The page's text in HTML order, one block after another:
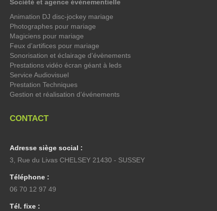
Société et agence évènementielle
Animation DJ disc-jockey mariage
Photographes pour mariage
Magiciens pour mariage
Feux d’artifices pour mariage
Sonorisation et éclairage d’évènements
Prestations vidéo écran géant à leds
Service Audiovisuel
Prestation Techniques
Gestion et réalisation d’événements
CONTACT
Adresse siège social :
3, Rue du Livas CHELSEY 21430 - SUSSEY
Téléphone :
06 70 12 97 49
Tél. fixe :